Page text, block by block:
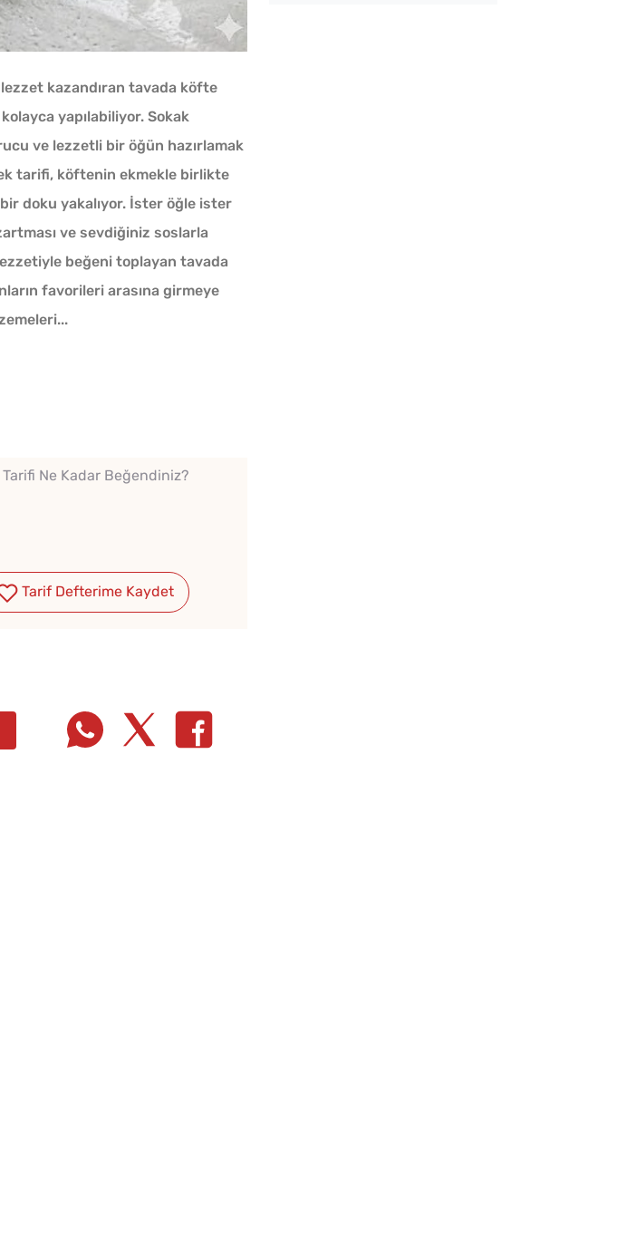
kazandıran tavada köfte
yapılabiliyor. Sokak
ve lezzetli bir öğün hazırlamak
tarifi, köftenin ekmekle birlikte
doku yakalıyor. İster öğle ister
ve sevdiğiniz soslarla
beğeni toplayan tavada
favorileri arasına girmeye
Tarifi Ne Kadar Beğendiniz?
Tarif Defterime Kaydet